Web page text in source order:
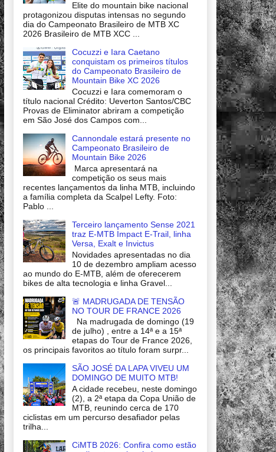
Elite do mountain bike nacional
protagonizou disputas intensas no segundo
dia do Campeonato Brasileiro de MTB XC
2026 Brasileiro de MTB XCC ...
Cocuzzi e Iara Caetano
conquistam os primeiros títulos
do Campeonato Brasileiro de
Mountain Bike XC 2026
Cocuzzi e Iara comemoram o
título nacional Crédito: Ueverton Santos/CBC
Provas de Eliminator abriram a competição
em São José dos Campos com...
Cannondale estará presente no
Campeonato Brasileiro de
Mountain Bike 2026
Marca apresentará na
competição os seus mais
recentes lançamentos da linha MTB, incluindo
a família completa da Scalpel Lefty. Foto:
Pablo ...
Terceiro lançamento Sense 2021
traz E-MTB Impact E-Trail, linha
Versa, Exalt e Invictus
Novidades apresentadas no dia
10 de dezembro ampliam acesso
ao mundo do E-MTB, além de oferecerem
bikes de alta tecnologia e linha Gravel...
🚨 MADRUGADA DE TENSÃO
NO TOUR DE FRANCE 2026
Na madrugada de domingo (19
de julho) , entre a 14ª e a 15ª
etapas do Tour de France 2026,
os principais favoritos ao título foram surpr...
SÃO JOSÉ DA LAPA VIVEU UM
DOMINGO DE MUITO MTB!
A cidade recebeu, neste domingo
(2), a 2ª etapa da Copa União de
MTB, reunindo cerca de 170
ciclistas em um percurso desafiador pelas
trilha...
CiMTB 2026: Confira como estão